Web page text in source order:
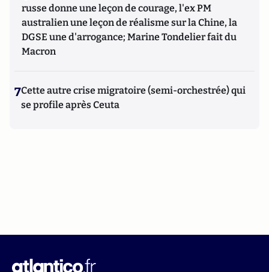
russe donne une leçon de courage, l'ex PM
australien une leçon de réalisme sur la Chine, la
DGSE une d'arrogance; Marine Tondelier fait du
Macron
7Cette autre crise migratoire (semi-orchestrée) qui
se profile après Ceuta